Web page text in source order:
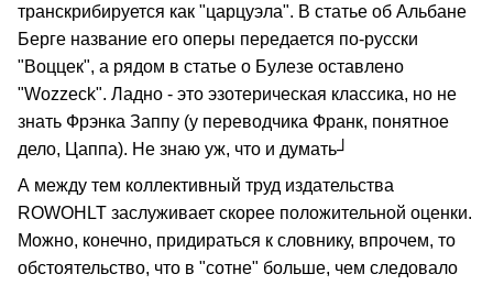
транскрибируется как "царцуэла". В статье об Альбане
Берге название его оперы передается по-русски
"Воццек", а рядом в статье о Булезе оставлено
"Wozzeck". Ладно - это эзотерическая классика, но не
знать Фрэнка Заппу (у переводчика Франк, понятное
дело, Цаппа). Не знаю уж, что и думать┘
А между тем коллективный труд издательства
ROWOHLT заслуживает скорее положительной оценки.
Можно, конечно, придираться к словнику, впрочем, то
обстоятельство, что в "сотне" больше, чем следовало